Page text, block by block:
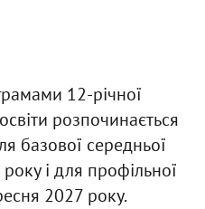
12-річної
розпочинається
базової середньої
і для профільної
2027 року.